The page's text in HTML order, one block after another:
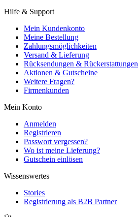
Hilfe & Support
Mein Kundenkonto
Meine Bestellung
Zahlungsmöglichkeiten
Versand & Lieferung
Rücksendungen & Rückerstattungen
Aktionen & Gutscheine
Weitere Fragen?
Firmenkunden
Mein Konto
Anmelden
Registrieren
Passwort vergessen?
Wo ist meine Lieferung?
Gutschein einlösen
Wissenswertes
Stories
Registrierung als B2B Partner